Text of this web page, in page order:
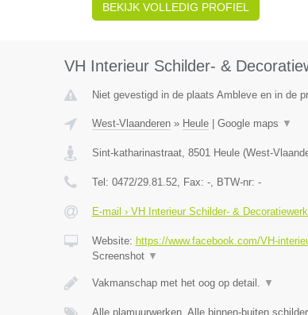
BEKIJK VOLLEDIG PROFIEL
VH Interieur Schilder- &
Niet gevestigd in de plaats Ambleve en in de
West-Vlaanderen» Heule| Google maps ▼
Sint-katharinastraat, 8501 Heule(West-
Tel: 0472/29.81.52, Fax: -, BTW-nr: -
E-mail › VH Interieur Schilder- &
Website: https://www.facebook.com/VH-
Screenshot ▼
Vakmanschap met het oog op detail. ▼
Alle plamuurwerken, Alle binnen-buiten